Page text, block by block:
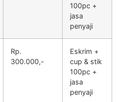
100pc +
jasa
penyaji
Rp.
300.000,-
Eskrim +
cup & stik
100pc +
jasa
penyaji